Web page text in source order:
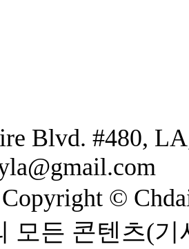
Blvd. #480,
©
모든 콘텐츠(